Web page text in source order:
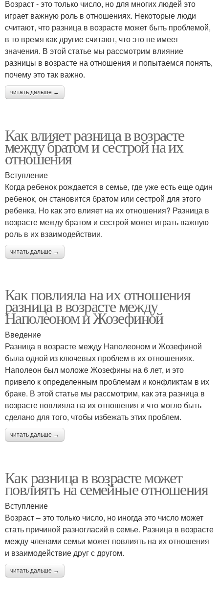
Возраст - это только число, но для многих людей это
играет важную роль в отношениях. Некоторые люди
считают, что разница в возрасте может быть проблемой,
в то время как другие считают, что это не имеет
значения. В этой статье мы рассмотрим влияние
разницы в возрасте на отношения и попытаемся понять,
почему это так важно.
читать дальше →
Как влияет разница в возрасте
между братом и сестрой на их
отношения
Вступление
Когда ребенок рождается в семье, где уже есть еще один
ребенок, он становится братом или сестрой для этого
ребенка. Но как это влияет на их отношения? Разница в
возрасте между братом и сестрой может играть важную
роль в их взаимодействии.
читать дальше →
Как повлияла на их отношения
разница в возрасте между
Наполеоном и Жозефиной
Введение
Разница в возрасте между Наполеоном и Жозефиной
была одной из ключевых проблем в их отношениях.
Наполеон был моложе Жозефины на 6 лет, и это
привело к определенным проблемам и конфликтам в их
браке. В этой статье мы рассмотрим, как эта разница в
возрасте повлияла на их отношения и что могло быть
сделано для того, чтобы избежать этих проблем.
читать дальше →
Как разница в возрасте может
повлиять на семейные отношения
Вступление
Возраст – это только число, но иногда это число может
стать причиной разногласий в семье. Разница в возрасте
между членами семьи может повлиять на их отношения
и взаимодействие друг с другом.
читать дальше →